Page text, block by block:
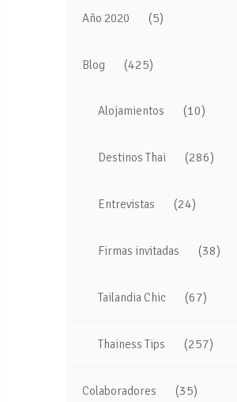
Año 2020 (5)
Blog (425)
Alojamientos (10)
Destinos Thai (286)
Entrevistas (24)
Firmas invitadas (38)
Tailandia Chic (67)
Thainess Tips (257)
Colaboradores (35)